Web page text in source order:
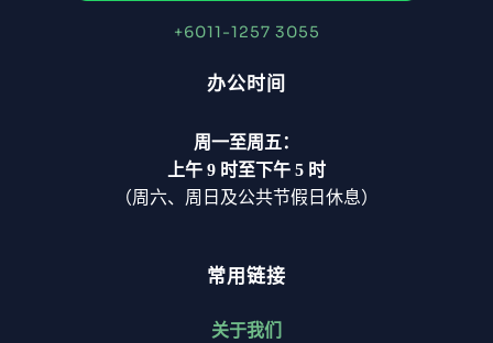
+6011-1257 3055
办公时间
周一至周五：
上午 9 时至下午 5 时
（周六、周日及公共节假日休息）
常用链接
关于我们